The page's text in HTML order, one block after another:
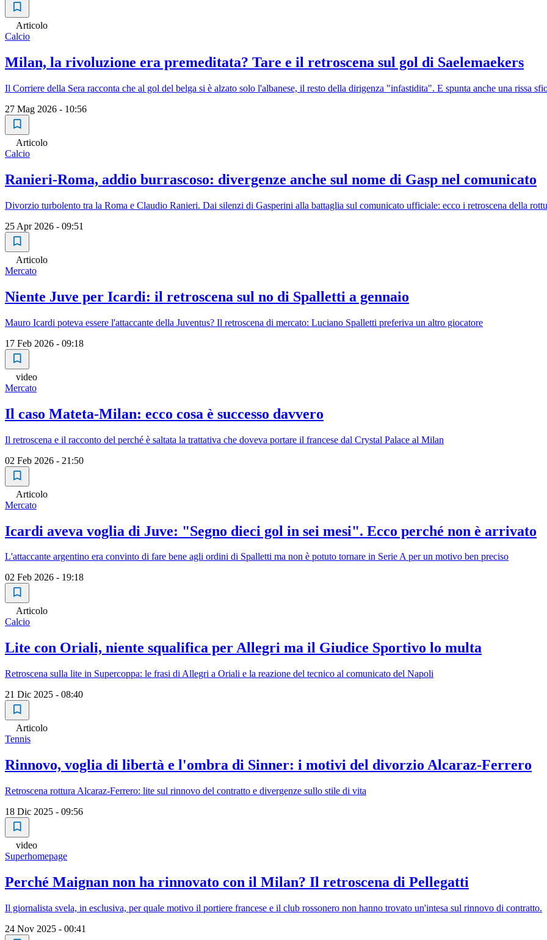
Articolo
Calcio
Milan, la rivoluzione era premeditata? Tare e il retroscena sul gol di Saelemaekers
Il Corriere della Sera racconta che al gol del belga si è alzato solo l'albanese, il resto della dirigenza "infastidita". E spunta anche una rissa
27 Mag 2026 - 10:56
Articolo
Calcio
Ranieri-Roma, addio burrascoso: divergenze anche sul nome di Gasp nel comunicato
Divorzio turbolento tra la Roma e Claudio Ranieri. Dai silenzi di Gasperini alla battaglia sul comunicato ufficiale: ecco i retroscena della
25 Apr 2026 - 09:51
Articolo
Mercato
Niente Juve per Icardi: il retroscena sul no di Spalletti a gennaio
Mauro Icardi poteva essere l'attaccante della Juventus? Il retroscena di mercato: Luciano Spalletti preferiva un altro giocatore
17 Feb 2026 - 09:18
video
Mercato
Il caso Mateta-Milan: ecco cosa è successo davvero
Il retroscena e il racconto del perché è saltata la trattativa che doveva portare il francese dal Crystal Palace al Milan
02 Feb 2026 - 21:50
Articolo
Mercato
Icardi aveva voglia di Juve: "Segno dieci gol in sei mesi". Ecco perché non è arrivato
L'attaccante argentino era convinto di fare bene agli ordini di Spalletti ma non è potuto tornare in Serie A per un motivo ben preciso
02 Feb 2026 - 19:18
Articolo
Calcio
Lite con Oriali, niente squalifica per Allegri ma il Giudice Sportivo lo multa
Retroscena sulla lite in Supercoppa: le frasi di Allegri a Oriali e la reazione del tecnico al comunicato del Napoli
21 Dic 2025 - 08:40
Articolo
Tennis
Rinnovo, voglia di libertà e l'ombra di Sinner: i motivi del divorzio Alcaraz-Ferrero
Retroscena rottura Alcaraz-Ferrero: lite sul rinnovo del contratto e divergenze sullo stile di vita
18 Dic 2025 - 09:56
video
Superhomepage
Perché Maignan non ha rinnovato con il Milan? Il retroscena di Pellegatti
Il giornalista svela, in esclusiva, per quale motivo il portiere francese e il club rossonero non hanno trovato un'intesa sul rinnovo di contratto.
24 Nov 2025 - 00:41